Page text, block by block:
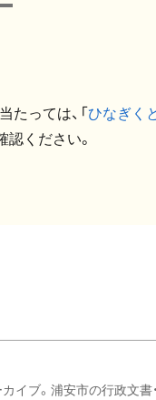
っては、「ひなぎく
認ください。
ブ。浦安市の行政文書・